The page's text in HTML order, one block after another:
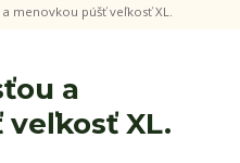
menovkou púšť veľkosť XL.
a
XL.